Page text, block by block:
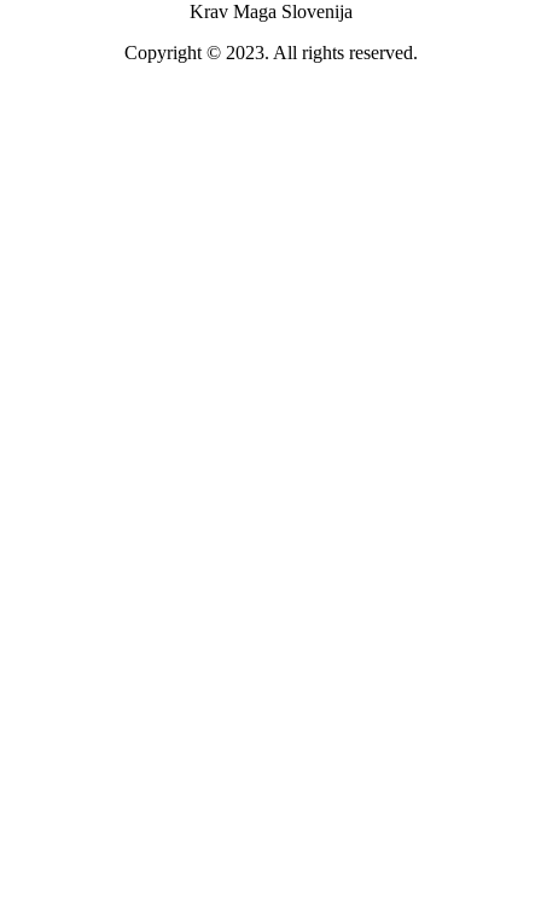
Krav Maga Slovenija
Copyright © 2023. All rights reserved.